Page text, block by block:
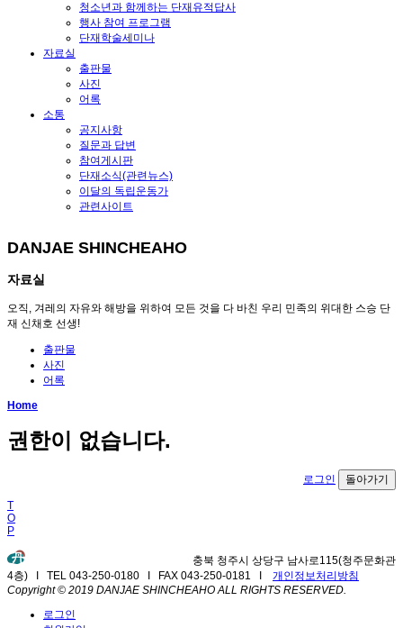
청소년과 함께하는 단재유적답사
행사 참여 프로그램
단재학술세미나
자료실
출판물
사진
어록
소통
공지사항
질문과 답변
참여게시판
단재소식(관련뉴스)
이달의 독립운동가
관련사이트
DANJAE SHINCHEAHO
자료실
오직, 겨레의 자유와 해방을 위하여 모든 것을 다 바친 우리 민족의 위대한 스승 단
재 신채호 선생!
출판물
사진
어록
Home
권한이 없습니다.
로그인 돌아가기
T
O
P
충북 청주시 상당구 남사로115(청주문화관
4층) I TEL 043-250-0180 I FAX 043-250-0181 I 개인정보처리방침
Copyright © 2019 DANJAE SHINCHEAHO ALL RIGHTS RESERVED.
로그인